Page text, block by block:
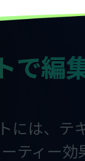
で編
には、テ
ティー効